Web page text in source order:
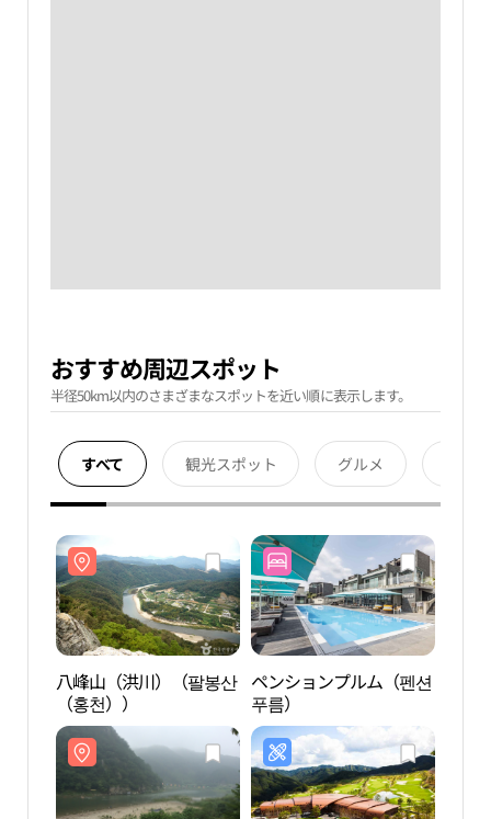
おすすめ周辺スポット
半径50km以内のさまざまなスポットを近い順に表示します。
すべて 観光スポット グルメ
八峰山（洪川）（팔봉산
（홍천））
ペンションプルム（펜션
푸름）